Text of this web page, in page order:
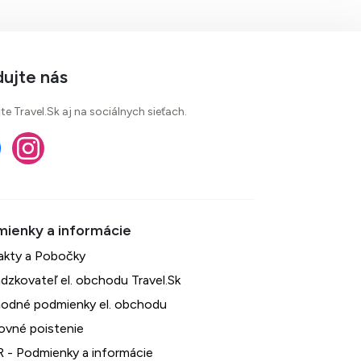
nás
Travel.Sk aj na sociálnych sieťach.
a Pobočky
el. obchodu Travel.Sk
podmienky el. obchodu
poistenie
- Podmienky a informácie